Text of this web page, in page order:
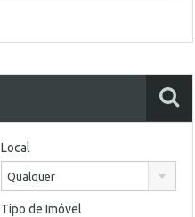
Local
Qualquer
Tipo de Imóvel